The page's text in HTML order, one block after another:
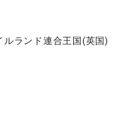
ランド連合王国(英国)